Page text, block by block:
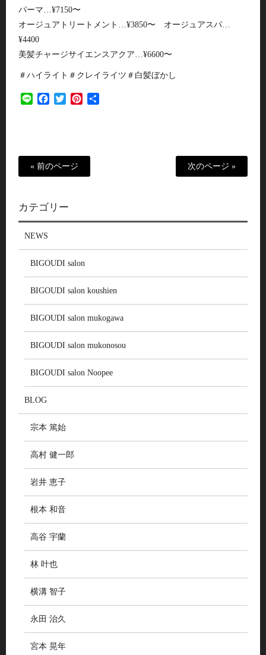
パーマ…¥7150〜
オージュアトリートメント…¥3850〜 オージュアスパ…
¥4400
美髪チャージサイエンスアクア…¥6600〜
＃ハイライト＃クレイライツ＃白髪ぼかし
Line FacebookTwitterPinterest
« 前のページ 次のページ »
カテゴリー
NEWS
BIGOUDI salon
BIGOUDI salon koushien
BIGOUDI salon mukogawa
BIGOUDI salon mukonosou
BIGOUDI salon Noopee
BLOG
宗本 篤始
高村 健一郎
岩井 恵子
根本 和音
高谷 宇蘭
林 叶也
横溝 智子
永田 治久
宮本 晃年